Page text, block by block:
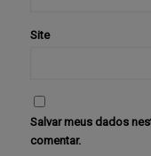
Site
Salvar meus dados
comentar.